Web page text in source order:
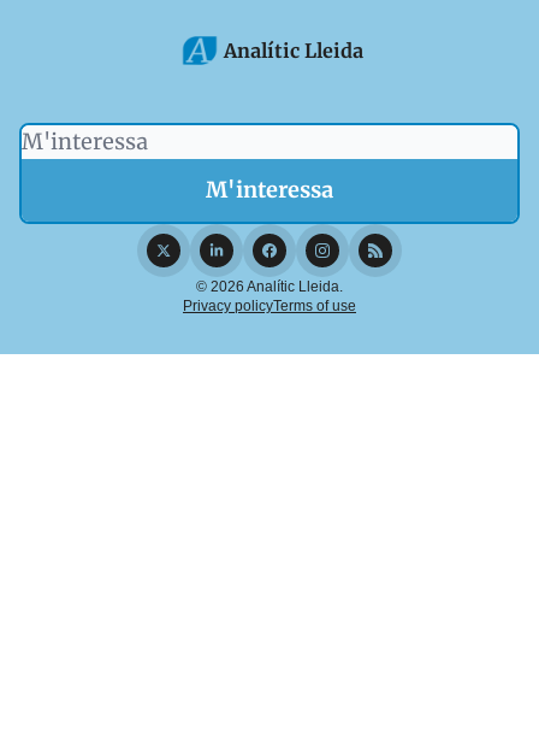
Analític Lleida
© 2026 Analític Lleida.
Privacy policyTerms of use